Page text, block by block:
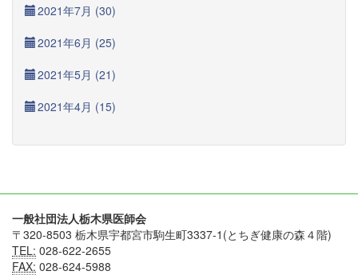
2021年7月 (30)
2021年6月 (25)
2021年5月 (21)
2021年4月 (15)
一般社団法人栃木県医師会
〒320-8503 栃木県宇都宮市駒生町3337-1(とちぎ健康の森４階)
TEL: 028-622-2655
FAX: 028-624-5988